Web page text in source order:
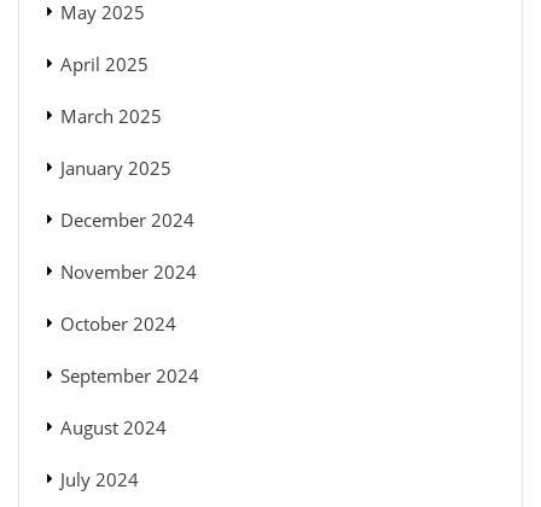
May 2025
April 2025
March 2025
January 2025
December 2024
November 2024
October 2024
September 2024
August 2024
July 2024